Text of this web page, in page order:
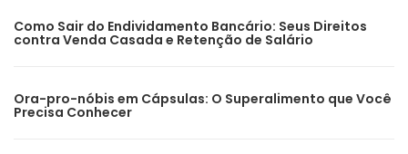
Como Sair do Endividamento Bancário: Seus Direitos
contra Venda Casada e Retenção de Salário
Ora-pro-nóbis em Cápsulas: O Superalimento que Você
Precisa Conhecer